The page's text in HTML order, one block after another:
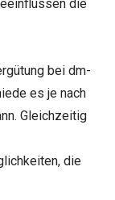
die
bei dm-
es je nach
Gleichzeitig
die